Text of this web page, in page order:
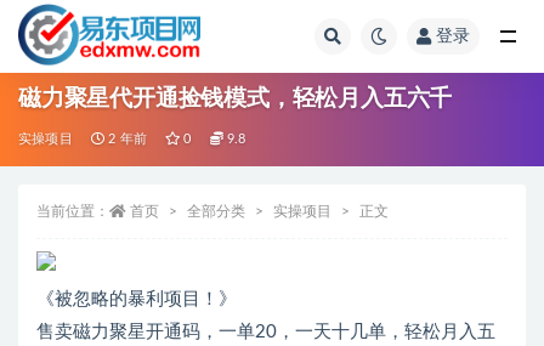
登录
磁力聚星代开通捡钱模式，轻松月入五六千
实操项目 2 年前 0 9.8
当前位置： 首页 全部分类 实操项目 正文
《被忽略的暴利项目！》
售卖磁力聚星开通码，一单20，一天十几单，轻松月入五